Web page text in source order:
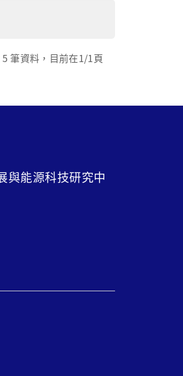
5 筆資料，目前在1/1頁
與能源科技研究中